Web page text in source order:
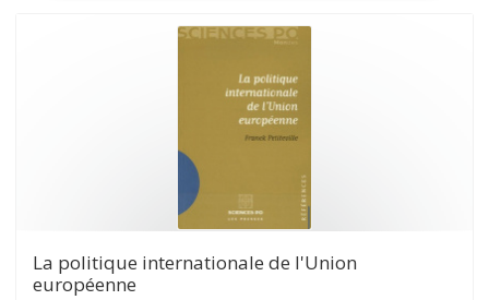
La politique internationale de l'Union
européenne